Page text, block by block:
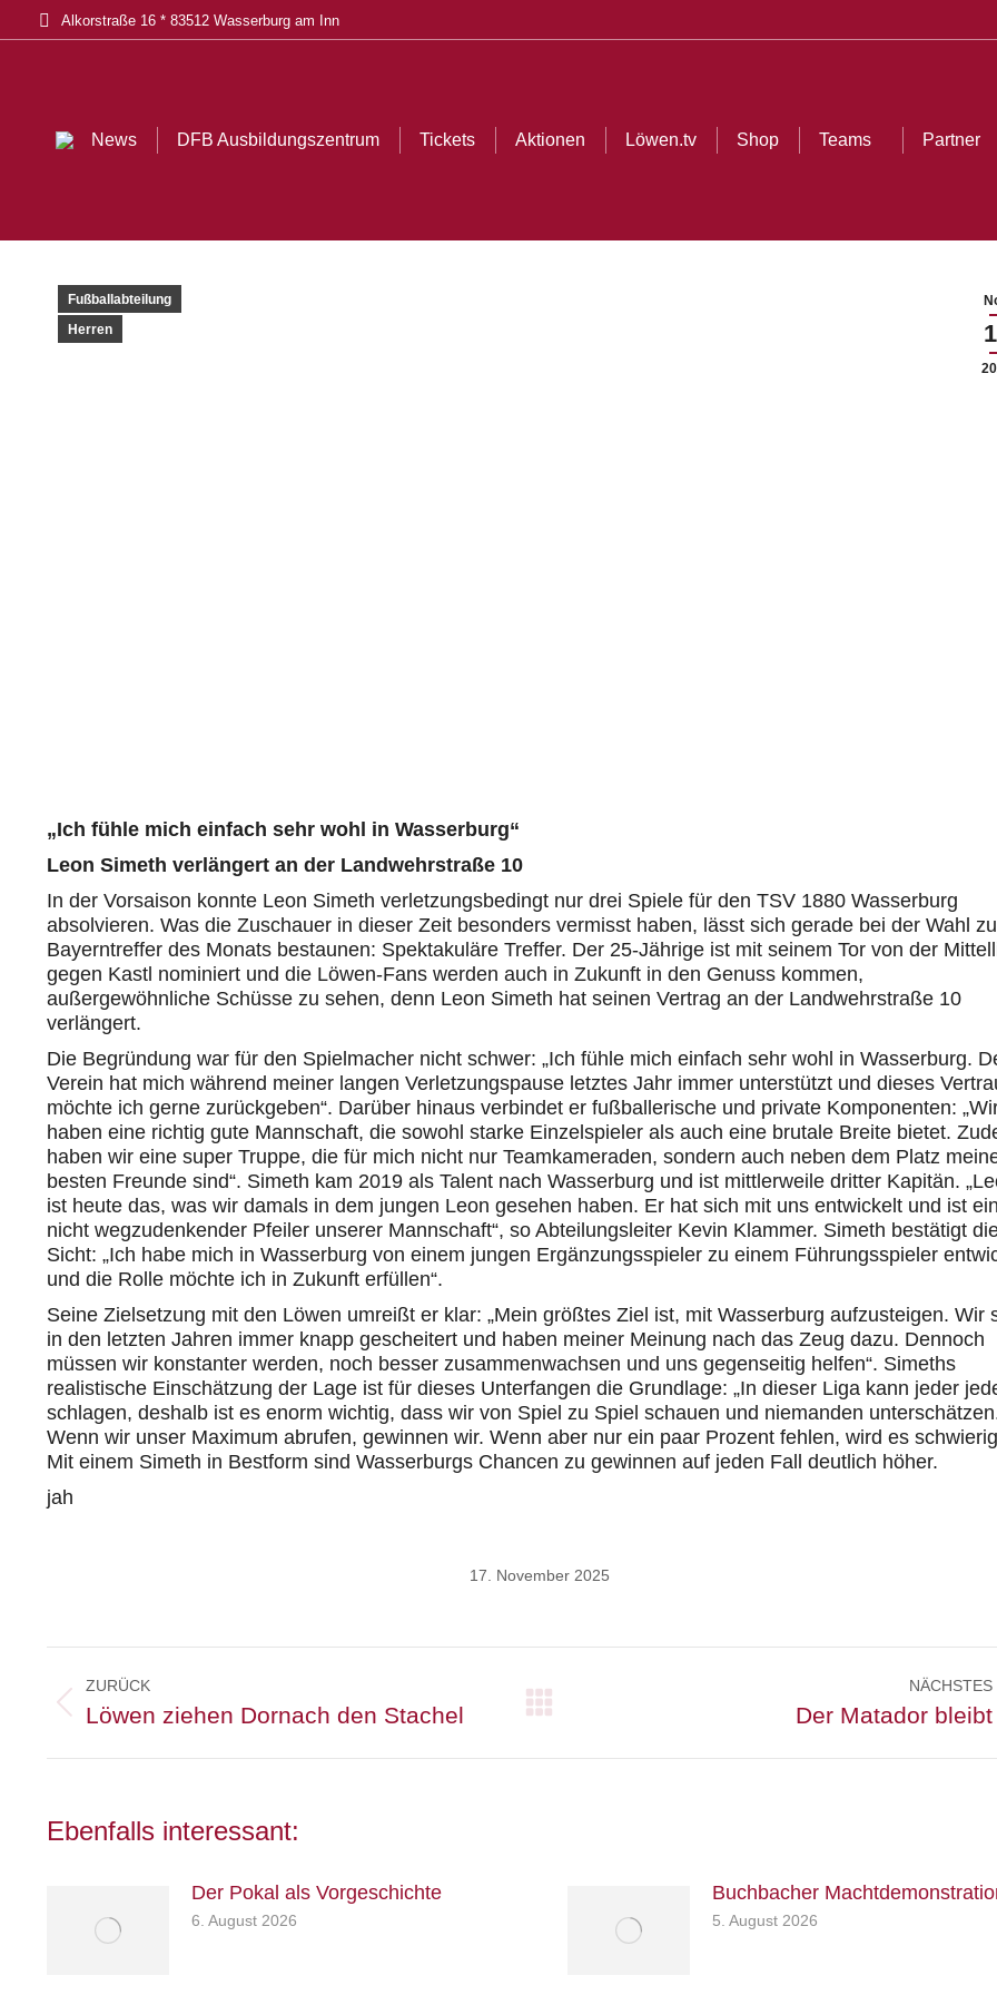
Alkorstraße 16 * 83512 Wasserburg am Inn
News DFB Ausbildungszentrum Tickets Aktionen Löwen.tv Shop Teams Partner
Fußballabteilung
Herren
„Ich fühle mich einfach sehr wohl in Wasserburg“
Leon Simeth verlängert an der Landwehrstraße 10
In der Vorsaison konnte Leon Simeth verletzungsbedingt nur drei Spiele für den TSV 1880 Wasserburg
absolvieren. Was die Zuschauer in dieser Zeit besonders vermisst haben, lässt sich gerade bei der Wahl
Bayerntreffer des Monats bestaunen: Spektakuläre Treffer. Der 25-Jährige ist mit seinem Tor von der
gegen Kastl nominiert und die Löwen-Fans werden auch in Zukunft in den Genuss kommen,
außergewöhnliche Schüsse zu sehen, denn Leon Simeth hat seinen Vertrag an der Landwehrstraße 10
verlängert.
Die Begründung war für den Spielmacher nicht schwer: „Ich fühle mich einfach sehr wohl in Wasserburg.
Verein hat mich während meiner langen Verletzungspause letztes Jahr immer unterstützt und dieses
möchte ich gerne zurückgeben“. Darüber hinaus verbindet er fußballerische und private Komponenten:
haben eine richtig gute Mannschaft, die sowohl starke Einzelspieler als auch eine brutale Breite bietet.
haben wir eine super Truppe, die für mich nicht nur Teamkameraden, sondern auch neben dem Platz
besten Freunde sind“. Simeth kam 2019 als Talent nach Wasserburg und ist mittlerweile dritter Kapitän.
ist heute das, was wir damals in dem jungen Leon gesehen haben. Er hat sich mit uns entwickelt und ist ein
nicht wegzudenkender Pfeiler unserer Mannschaft“, so Abteilungsleiter Kevin Klammer. Simeth bestätigt
Sicht: „Ich habe mich in Wasserburg von einem jungen Ergänzungsspieler zu einem Führungsspieler
und die Rolle möchte ich in Zukunft erfüllen“.
Seine Zielsetzung mit den Löwen umreißt er klar: „Mein größtes Ziel ist, mit Wasserburg aufzusteigen. Wir
in den letzten Jahren immer knapp gescheitert und haben meiner Meinung nach das Zeug dazu. Dennoch
müssen wir konstanter werden, noch besser zusammenwachsen und uns gegenseitig helfen“. Simeths
realistische Einschätzung der Lage ist für dieses Unterfangen die Grundlage: „In dieser Liga kann jeder
schlagen, deshalb ist es enorm wichtig, dass wir von Spiel zu Spiel schauen und niemanden
Wenn wir unser Maximum abrufen, gewinnen wir. Wenn aber nur ein paar Prozent fehlen, wird es
Mit einem Simeth in Bestform sind Wasserburgs Chancen zu gewinnen auf jeden Fall deutlich höher.
jah
17. November 2025
ZURÜCK
Vorheriger
Löwen ziehen Dornach den Stachel
NÄCHSTES
Der Matador bleibt
Ebenfalls interessant:
Der Pokal als Vorgeschichte
6. August 2026
Buchbacher
5. August 2026
Herausgeber
Turn- und Sportverein 1880 e. V.